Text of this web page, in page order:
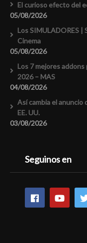
El curioso efecto del
05/08/2026
Los SIMULADORES
Cinema
05/08/2026
Los 7 mejores
2026 – MAS
04/08/2026
Así cambia el anuncio
EE. UU.
03/08/2026
Seguinos en